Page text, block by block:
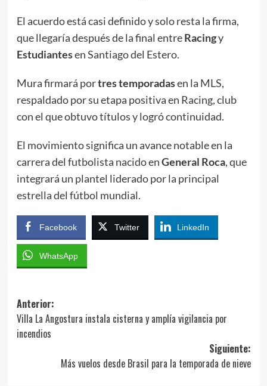
El acuerdo está casi definido y solo resta la firma,
que llegaría después de la final entreRacingy
Estudiantesen Santiago del Estero.
Mura firmará portres temporadasen la MLS,
respaldado por su etapa positiva en Racing, club
con el que obtuvo títulos y logró continuidad.
El movimiento significa un avance notable en la
carrera del futbolista nacido enGeneral Roca, que
integrará un plantel liderado por la principal
estrella del fútbol mundial.
Facebook Twitter LinkedIn
WhatsApp
Navegación
de
entradas
Anterior:
Villa La Angostura instala cisterna y amplía vigilancia por
incendios
Siguiente:
Más vuelos desde Brasil para la temporada de nieve